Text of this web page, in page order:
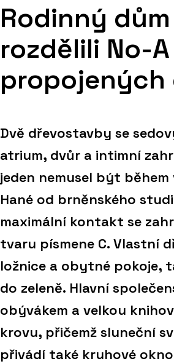
Rodinný
rozdělili No-
propojených
Dvě dřevostavby se
atrium, dvůr a intimní
jeden nemusel být
Hané od brněnského
maximální kontakt se
tvaru písmene C. Vlastní
ložnice a obytné pokoje,
do zeleně. Hlavní
obývákem a velkou
krovu, přičemž sluneční
přivádí také kruhové